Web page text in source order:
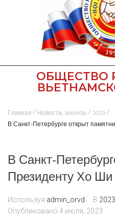
ОБЩЕСТВО
Главная / Новости, анонсы /2023 /
В Санкт-Петербурге открыт
В Санкт-
Президенту Хо
Используя admin_orvd В 2023
Опубликовано 4 июля, 2023